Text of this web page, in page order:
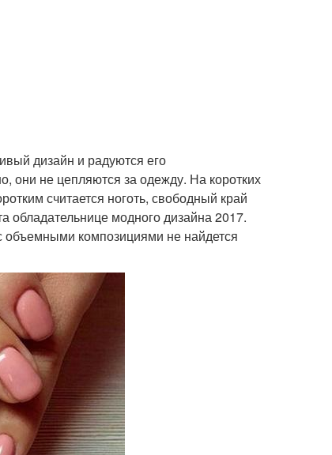
дизайн и радуются его
они не цепляются за одежду. На коротких
считается ноготь, свободный край
обладательнице модного дизайна 2017.
композициями не найдется